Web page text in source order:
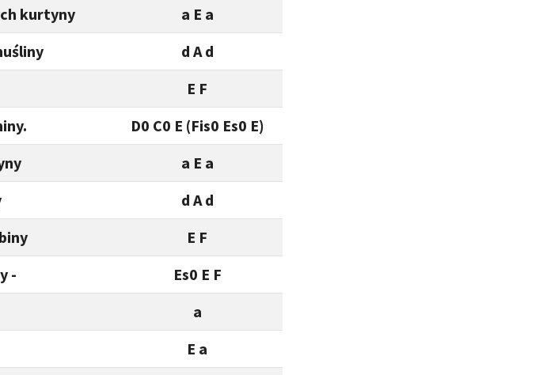
kurtyny
a E a
d A d
E F
D0 C0 E (Fis0 Es0 E)
a E a
d A d
E F
-
Es0 E F
a
E a